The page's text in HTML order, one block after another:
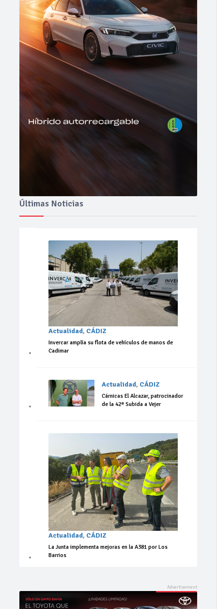
Últimas Noticias
Actualidad, CÁDIZ
Invercar amplía su flota de vehículos de manos de
Cadimar
Actualidad, CÁDIZ
Cárnicas El Alcazar, patrocinador
de la 42ª Subida a Vejer
Actualidad, CÁDIZ
La Junta implementa mejoras en la A381 por Los
Barrios